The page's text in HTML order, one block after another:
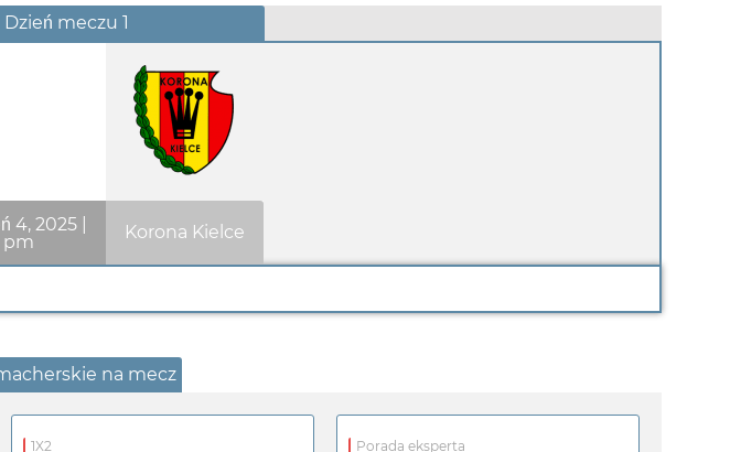
meczu 1
4, 2025
pm
Korona Kielce
na mecz
1X2 Porada eksperta